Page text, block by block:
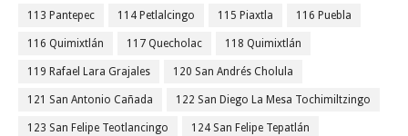
113 Pantepec 114 Petlalcingo 115 Piaxtla 116 Puebla
116 Quimixtlán 117 Quecholac 118 Quimixtlán
119 Rafael Lara Grajales 120 San Andrés Cholula
121 San Antonio Cañada 122 San Diego La Mesa Tochimiltzingo
123 San Felipe Teotlancingo 124 San Felipe Tepatlán